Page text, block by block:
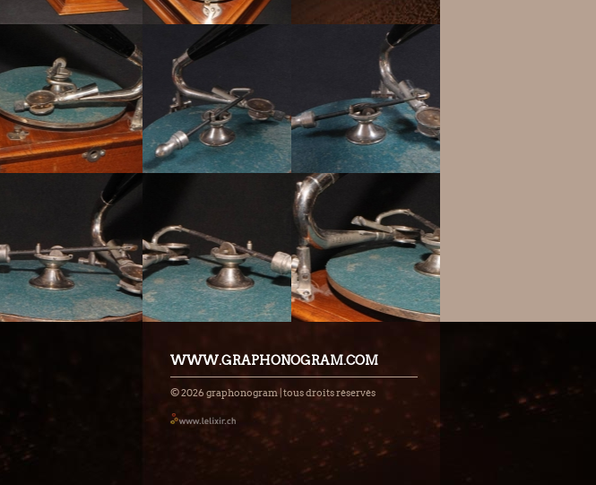
WWW.GRAPHONOGRAM.COM
© 2026 graphonogram | tous droits réservés